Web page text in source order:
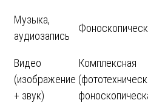
Музыка,
аудиозапись
Видео
(изображение
+ звук)
Комплексная